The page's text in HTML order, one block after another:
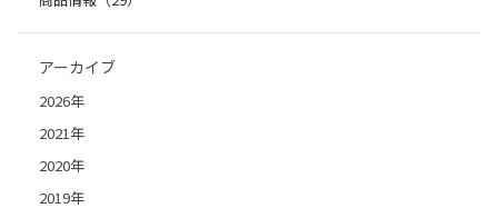
アーカイブ
2026年
2021年
2020年
2019年